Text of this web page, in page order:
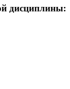
дисциплины: